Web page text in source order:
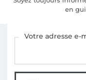
en
Votre adresse e-